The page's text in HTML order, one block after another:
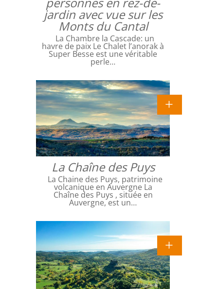
jardin avec vue sur les
Monts du Cantal
La Chambre la Cascade: un
havre de paix Le Chalet l’anorak à
Super Besse est une véritable
perle…
La Chaîne des Puys
La Chaine des Puys, patrimoine
volcanique en Auvergne La
Chaîne des Puys , située en
Auvergne, est un…